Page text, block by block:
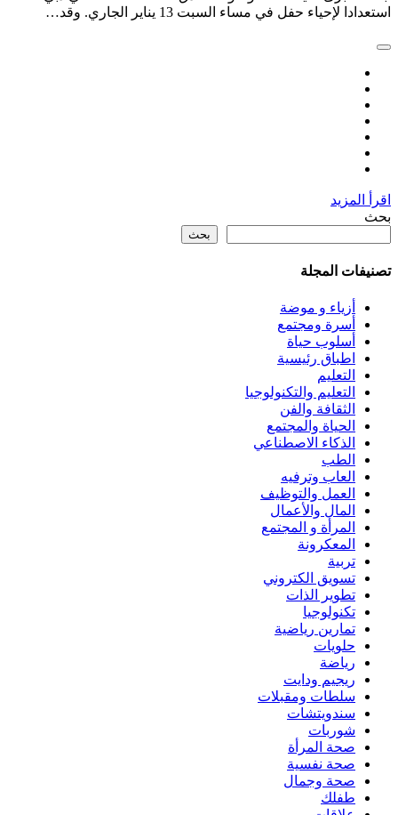
استعدادا لإحياء حفل في مساء السبت 13 يناير الجاري. وقد…
اقرأ المزيد
بحث
بحث
تصنيفات المجلة
أزياء و موضة
أسرة ومجتمع
أسلوب حياة
اطباق رئيسية
التعليم
التعليم والتكنولوجيا
الثقافة والفن
الحياة والمجتمع
الذكاء الاصطناعي
الطب
العاب وترفيه
العمل والتوظيف
المال والأعمال
المرأة و المجتمع
المعكرونة
تربية
تسويق الكتروني
تطوير الذات
تكنولوجيا
تمارين رياضية
حلويات
رياضة
ريجيم ودايت
سلطات ومقبلات
سندويتشات
شوربات
صحة المرأة
صحة نفسية
صحة وجمال
طفلك